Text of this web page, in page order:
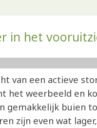
in het
van een actieve
het weerbeeld en
gemakkelijk buien
zijn even wat